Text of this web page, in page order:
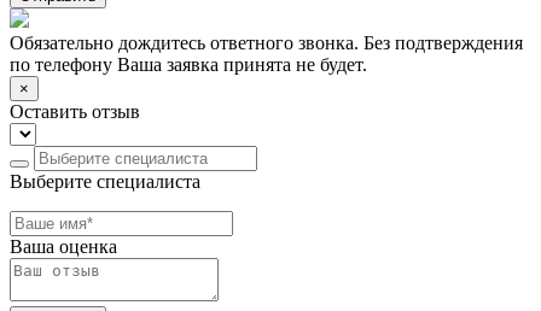
Обязательно дождитесь ответного звонка. Без подтверждения
по телефону Ваша заявка принята не будет.
×
Оставить отзыв
Выберите специалиста
Ваша оценка